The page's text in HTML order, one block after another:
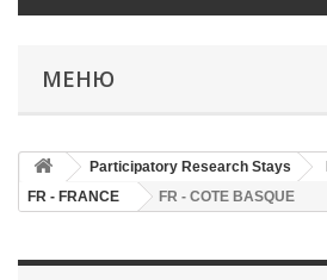
МЕНЮ
Participatory Research Stays
FR - FRANCE
FR - COTE BASQUE